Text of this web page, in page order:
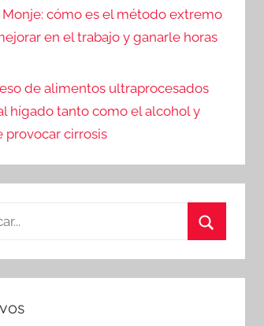
cómo es el método extremo
en el trabajo y ganarle horas
de alimentos ultraprocesados
hígado tanto como el alcohol y
provocar cirrosis